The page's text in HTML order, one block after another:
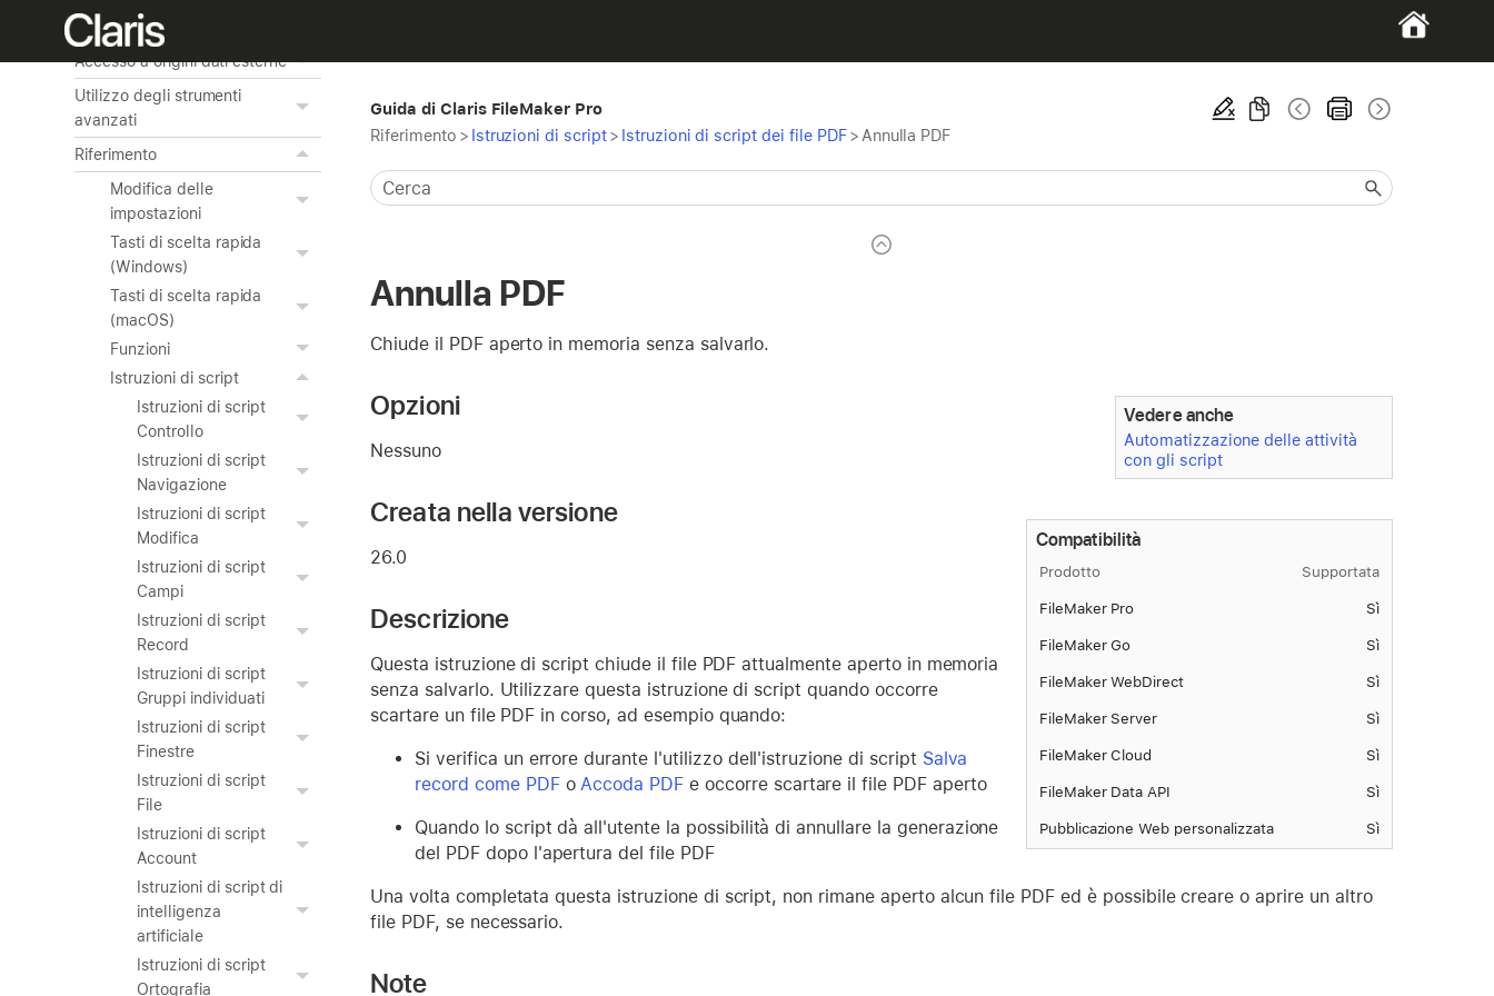
FileMaker Pro
Accesso a origini dati esterne
Utilizzo degli strumenti
avanzati
Riferimento
Modifica delle
impostazioni
Tasti di scelta rapida
(Windows)
Tasti di scelta rapida
(macOS)
Funzioni
Istruzioni di script
Istruzioni di script
Controllo
Istruzioni di script
Navigazione
Istruzioni di script
Modifica
Istruzioni di script
Campi
Istruzioni di script
Record
Istruzioni di script
Gruppi individuati
Istruzioni di script
Finestre
Istruzioni di script
File
Istruzioni di script
Account
Istruzioni di script di
intelligenza
artificiale
Istruzioni di script
Ortografia
Guida di Claris FileMaker Pro
Riferimento > Istruzioni di script> Istruzioni di script dei file PDF> Annulla PDF
Annulla PDF
Chiude il PDF aperto in memoria senza salvarlo.
Vedere anche
Automatizzazione delle attività
con gli script
Opzioni
Nessuno
Compatibilità
Prodotto Supportata
FileMaker Pro Sì
FileMaker Go Sì
FileMaker WebDirect Sì
FileMaker Server Sì
FileMaker Cloud Sì
FileMaker Data API Sì
Pubblicazione Web personalizzata Sì
Creata nella versione
26.0
Descrizione
Questa istruzione di script chiude il file PDF attualmente aperto in memoria
senza salvarlo. Utilizzare questa istruzione di script quando occorre
scartare un file PDF in corso, ad esempio quando:
Si verifica un errore durante l'utilizzo dell'istruzione di script Salva
record come PDFoAccoda PDF e occorre scartare il file PDF aperto
Quando lo script dà all'utente la possibilità di annullare la generazione
del PDF dopo l'apertura del file PDF
Una volta completata questa istruzione di script, non rimane aperto alcun file PDF ed è possibile creare o aprire un altro
file PDF, se necessario.
Note